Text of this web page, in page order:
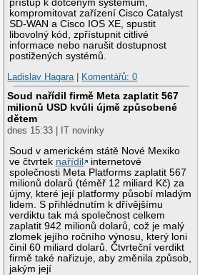
přístup k dotčeným systémům,
kompromitovat zařízení Cisco Catalyst
SD-WAN a Cisco IOS XE, spustit
libovolný kód, zpřístupnit citlivé
informace nebo narušit dostupnost
postižených systémů.
Ladislav Hagara| Komentářů: 0
Soud nařídil firmě Meta zaplatit 567
milionů USD kvůli újmě způsobené
dětem
dnes 15:33 | IT novinky
Soud v americkém státě Nové Mexiko
ve čtvrtek nařídil
internetové
společnosti Meta Platforms zaplatit 567
milionů dolarů (téměř 12 miliard Kč) za
újmy, které její platformy působí mladým
lidem. S přihlédnutím k dřívějšímu
verdiktu tak má společnost celkem
zaplatit 942 milionů dolarů, což je malý
zlomek jejího ročního výnosu, který loni
činil 60 miliard dolarů. Čtvrteční verdikt
firmě také nařizuje, aby změnila způsob,
jakým její